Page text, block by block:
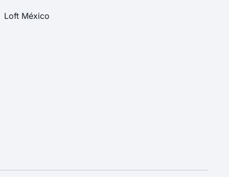
Loft México